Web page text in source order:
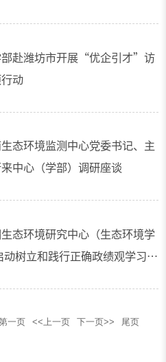
部赴潍坊市开展“优企引才”访
动
态环境监测中心党委书记、主
中心（学部）调研座谈
态环境研究中心（生态环境学
动树立和践行正确政绩观学习教
一页 <<上一页 下一页>>
尾页